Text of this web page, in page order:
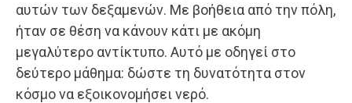
αυτών των δεξαμενών. Με βοήθεια από την πόλη,
ήταν σε θέση να κάνουν κάτι με ακόμη
μεγαλύτερο αντίκτυπο. Αυτό με οδηγεί στο
δεύτερο μάθημα: δώστε τη δυνατότητα στον
κόσμο να εξοικονομήσει νερό.